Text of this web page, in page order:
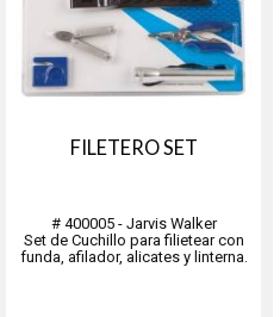
FILETERO SET
# 400005 - Jarvis Walker
Set de Cuchillo para filietear con
funda, afilador, alicates y linterna.